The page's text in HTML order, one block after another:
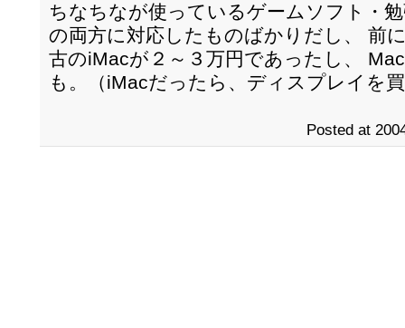
ちなちなが使っているゲームソフト・
の両方に対応したものばかりだし、 前
古のiMacが２～３万円であったし、
も。（iMacだったら、ディスプレイを
Posted at